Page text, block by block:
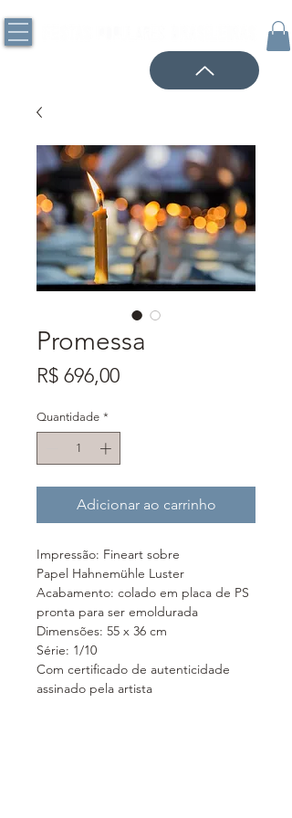
Promessa
R$ 696,00Preço
Quantidade *
Adicionar ao carrinho
Impressão: Fineart sobre
Papel Hahnemühle Luster
Acabamento: colado em placa de PS
pronta para ser emoldurada
Dimensões: 55 x 36 cm
Série: 1/10
Com certificado de autenticidade
assinado pela artista